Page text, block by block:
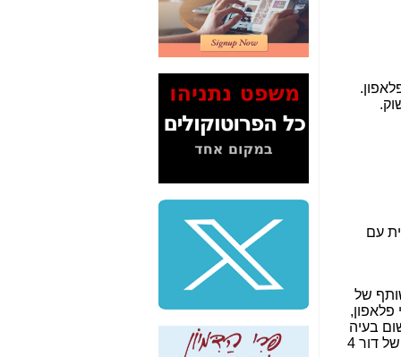
2" על תעלולי השר
משה כחלון -כאן
המשך חשיפת הבלוף
ששמו "מהפיכת
הסלולר" ואיך מסרסים
כאן
סיכום ביקור בסיליקון
שלמה פילבר (עד
לאחרונה מנכ"ל משרד
התקשורת) - עד
מדינה? הצחקתם
"יש אפליה בחקירה"?
חשיפה: למה השר